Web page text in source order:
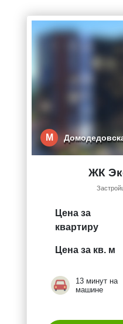
М
ЖК
Цена за
квартиру
Цена за кв. м
13 минут на
машине